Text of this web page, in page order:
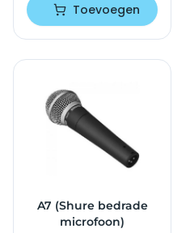
Toevoegen
A7 (Shure bedrade
microfoon)